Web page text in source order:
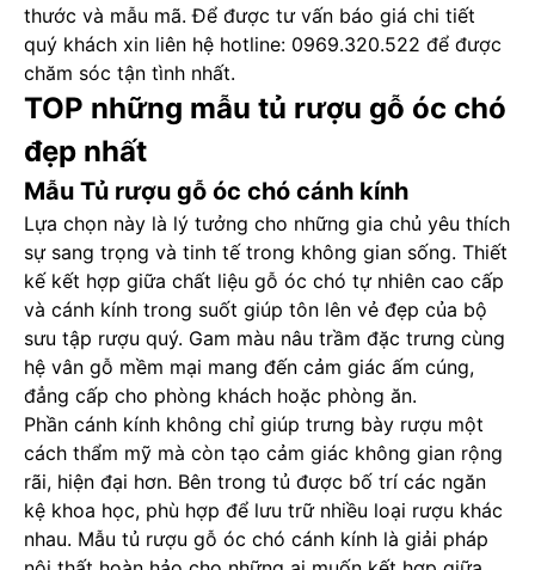
thước và mẫu mã. Để được tư vấn báo giá chi tiết
quý khách xin liên hệ hotline: 0969.320.522 để được
chăm sóc tận tình nhất.
TOP những mẫu tủ rượu gỗ óc chó
đẹp nhất
Mẫu Tủ rượu gỗ óc chó cánh kính
Lựa chọn này là lý tưởng cho những gia chủ yêu thích
sự sang trọng và tinh tế trong không gian sống. Thiết
kế kết hợp giữa chất liệu gỗ óc chó tự nhiên cao cấp
và cánh kính trong suốt giúp tôn lên vẻ đẹp của bộ
sưu tập rượu quý. Gam màu nâu trầm đặc trưng cùng
hệ vân gỗ mềm mại mang đến cảm giác ấm cúng,
đẳng cấp cho phòng khách hoặc phòng ăn.
Phần cánh kính không chỉ giúp trưng bày rượu một
cách thẩm mỹ mà còn tạo cảm giác không gian rộng
rãi, hiện đại hơn. Bên trong tủ được bố trí các ngăn
kệ khoa học, phù hợp để lưu trữ nhiều loại rượu khác
nhau. Mẫu tủ rượu gỗ óc chó cánh kính là giải pháp